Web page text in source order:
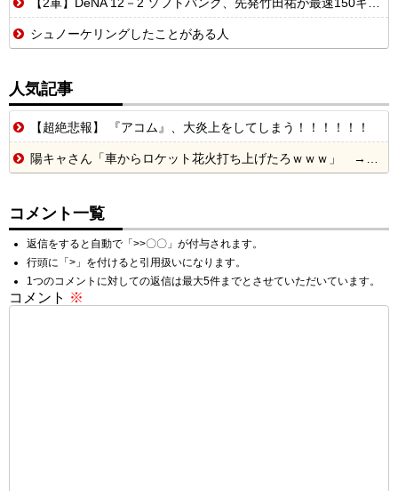
シュノーケリングしたことがある人
人気記事
【超絶悲報】 『アコム』、大炎上をしてしまう！！！！！！
陽キャさん「車からロケット花火打ち上げたろｗｗｗ」 → サンルーフが閉まっていて無事車内に発射
コメント一覧
返信をすると自動で「>>〇〇」が付与されます。
行頭に「>」を付けると引用扱いになります。
1つのコメントに対しての返信は最大5件までとさせていただいています。
コメント ※